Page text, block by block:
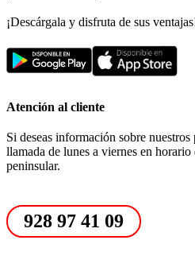
¡Descárgala y disfruta de sus
Atención al cliente
Si deseas información sobre
llamada de lunes a viernes en
peninsular.
928 97 41 09